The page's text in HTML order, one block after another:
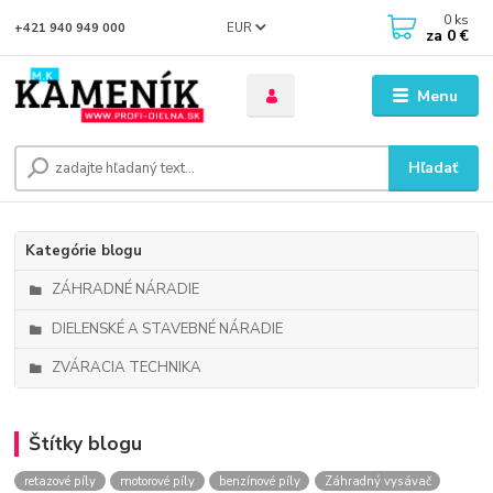
Menu
EUR
Hľadať
+421 940 949 000 0 ks
za 0 €
Kategórie blogu
ZÁHRADNÉ NÁRADIE
DIELENSKÉ A STAVEBNÉ NÁRADIE
ZVÁRACIA TECHNIKA
Štítky blogu
retazové píly motorové píly benzínové píly
Záhradný vysávač